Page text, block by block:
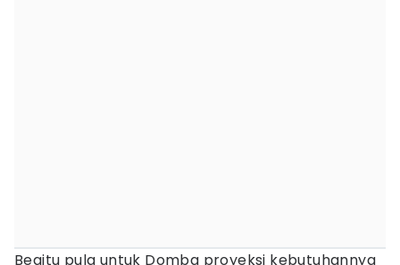
Begitu pula untuk Domba proyeksi kebutuhannya